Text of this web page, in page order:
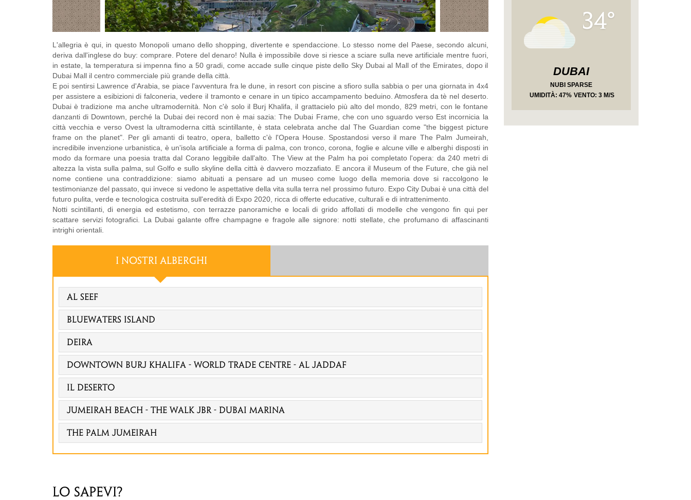
L'allegria è qui, in questo Monopoli umano dello shopping, divertente e spendaccione. Lo stesso nome del Paese, secondo alcuni,
deriva dall'inglese do buy: comprare. Potere del denaro! Nulla è impossibile dove si riesce a sciare sulla neve artificiale mentre fuori,
in estate, la temperatura si impenna fino a 50 gradi, come accade sulle cinque piste dello Sky Dubai al Mall of the Emirates, dopo il
Dubai Mall il centro commerciale più grande della città.
E poi sentirsi Lawrence d'Arabia, se piace l'avventura fra le dune, in resort con piscine a sfioro sulla sabbia o per una giornata in 4x4
per assistere a esibizioni di falconeria, vedere il tramonto e cenare in un tipico accampamento beduino. Atmosfera da tè nel deserto.
Dubai è tradizione ma anche ultramodernità. Non c'è solo il Burj Khalifa, il grattacielo più alto del mondo, 829 metri, con le fontane
danzanti di Downtown, perché la Dubai dei record non è mai sazia: The Dubai Frame, che con uno sguardo verso Est incornicia la
città vecchia e verso Ovest la ultramoderna città scintillante, è stata celebrata anche dal The Guardian come "the biggest picture
frame on the planet". Per gli amanti di teatro, opera, balletto c'è l'Opera House. Spostandosi verso il mare The Palm Jumeirah,
incredibile invenzione urbanistica, è un'isola artificiale a forma di palma, con tronco, corona, foglie e alcune ville e alberghi disposti in
modo da formare una poesia tratta dal Corano leggibile dall'alto. The View at the Palm ha poi completato l'opera: da 240 metri di
altezza la vista sulla palma, sul Golfo e sullo skyline della città è davvero mozzafiato. E ancora il Museum of the Future, che già nel
nome contiene una contraddizione: siamo abituati a pensare ad un museo come luogo della memoria dove si raccolgono le
testimonianze del passato, qui invece si vedono le aspettative della vita sulla terra nel prossimo futuro. Expo City Dubai è una città del
futuro pulita, verde e tecnologica costruita sull'eredità di Expo 2020, ricca di offerte educative, culturali e di intrattenimento.
Notti scintillanti, di energia ed estetismo, con terrazze panoramiche e locali di grido affollati di modelle che vengono fin qui per
scattare servizi fotografici. La Dubai galante offre champagne e fragole alle signore: notti stellate, che profumano di affascinanti
intrighi orientali.
I NOSTRI ALBERGHI
Al Seef
Bluewaters Island
Deira
Downtown Burj Khalifa - World Trade Centre - Al Jaddaf
Il deserto
Jumeirah Beach - The Walk Jbr - Dubai Marina
The Palm Jumeirah
LO SAPEVI?
34°
DUBAI
NUBI SPARSE
UMIDITÀ: 47% VENTO: 3 M/S